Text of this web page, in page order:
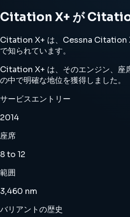
Citation X+ が
Citation X+ は、Cessna Citation X
で知られています。
Citation X+ は、そのエンジン、座
の中で明確な地位を獲得しました。
サービスエントリー
2014
座席
8 to 12
範囲
3,460 nm
バリアントの歴史